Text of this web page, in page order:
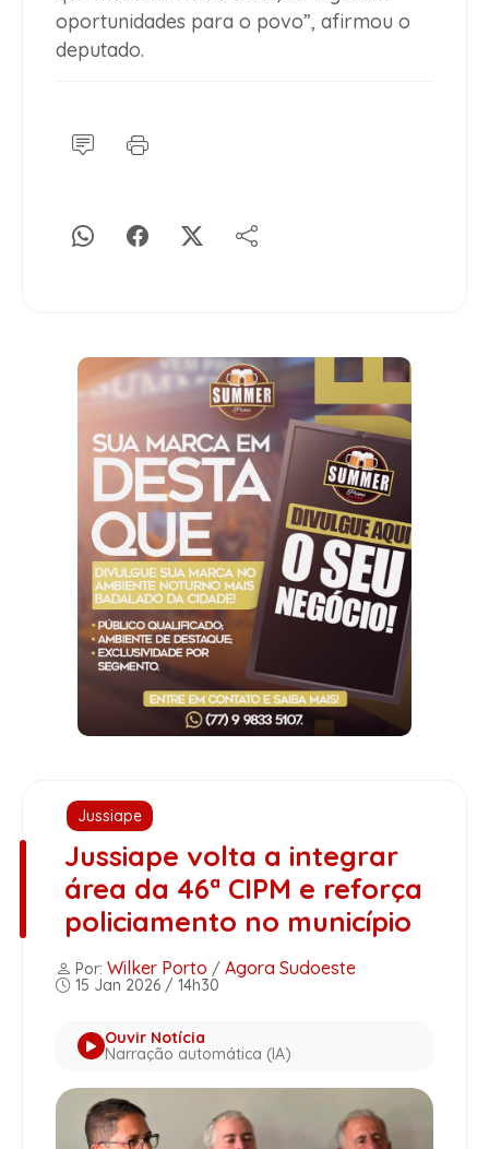
oportunidades para o povo”, afirmou o
deputado.
Jussiape
Jussiape volta a integrar
área da 46ª CIPM e reforça
policiamento no município
Por: Wilker Porto / Agora Sudoeste
15 Jan 2026 / 14h30
Ouvir Notícia
Narração automática (IA)